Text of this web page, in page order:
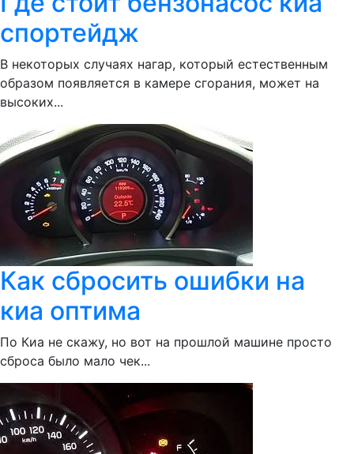
спортейдж
В некоторых случаях нагар, который естественным
образом появляется в камере сгорания, может на
высоких...
Как сбросить ошибки на
киа оптима
По Киа не скажу, но вот на прошлой машине просто
сброса было мало чек...